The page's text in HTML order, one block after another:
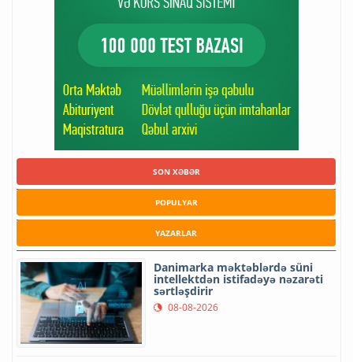
SON XƏBƏR
POPULYAR
YAZARLAR
Danimarka məktəblərdə süni
intellektdən istifadəyə nəzarəti
sərtləşdirir
08-08-2026